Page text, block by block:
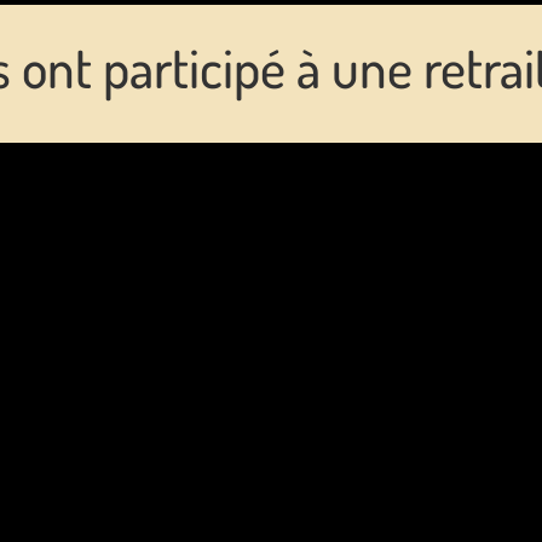
ont participé à une